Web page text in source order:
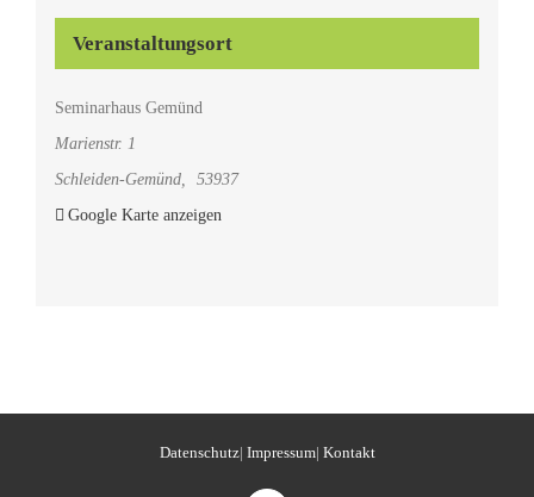
Veranstaltungsort
Seminarhaus Gemünd
Marienstr. 1
Schleiden-Gemünd,
53937
Google Karte anzeigen
Datenschutz| Impressum| Kontakt